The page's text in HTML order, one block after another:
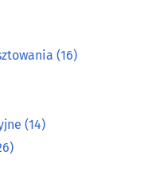
(16)
(14)